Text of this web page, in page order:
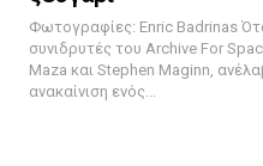
Φωτογραφίες: Enric Badrinas Όταν οι
συνιδρυτές του Archive For
Maza και Stephen Maginn,
ανακαίνιση ενός...